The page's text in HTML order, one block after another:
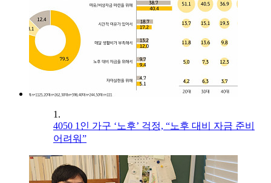
1.
4050 1인 가구 ‘노후’ 걱정, “노후 대비 자금 준비
어려워”